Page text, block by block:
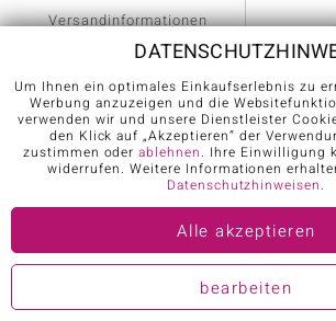
Versandinformationen
Hilfe & FAQ
Ringgröße ermitteln
SCHMUCK
Armbänder
Um Ihnen ein optimales Einkaufserlebnis zu
Werbung anzuzeigen und die
verwenden wir und unsere Dienstleister
den Klick auf „Akzeptieren“ der
zustimmen oderablehnen. Ihre Einwilligung
widerrufen. Weitere Informationen
Datenschutzhinweisen.
Alle akzeptieren
bearbeiten